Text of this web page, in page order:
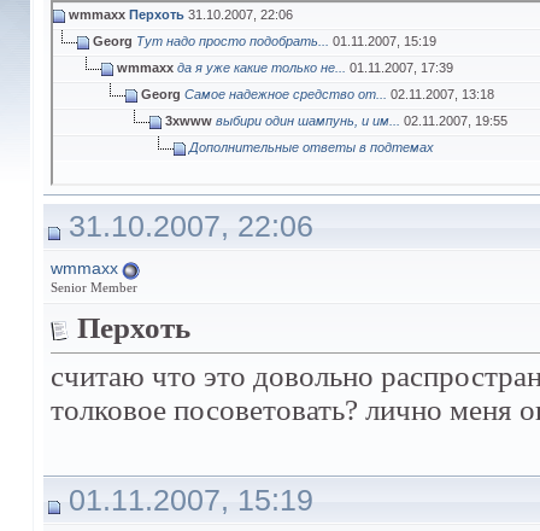
wmmaxx Перхоть 31.10.2007, 22:06
Georg Тут надо просто подобрать... 01.11.2007, 15:19
wmmaxx да я уже какие только не... 01.11.2007, 17:39
Georg Самое надежное средство от... 02.11.2007, 13:18
3xwww выбири один шампунь, и им... 02.11.2007, 19:55
Дополнительные ответы в подтемах
31.10.2007, 22:06
wmmaxx
Senior Member
Перхоть
считаю что это довольно
толковое посоветовать? лично меня
01.11.2007, 15:19